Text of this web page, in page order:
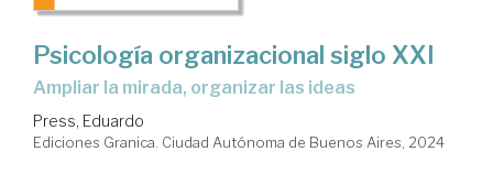
Psicología organizacional siglo XXI
ampliar la mirada, organizar las ideas
Press, Eduardo
Ediciones Granica. Ciudad Autónoma de Buenos Aires, 2024